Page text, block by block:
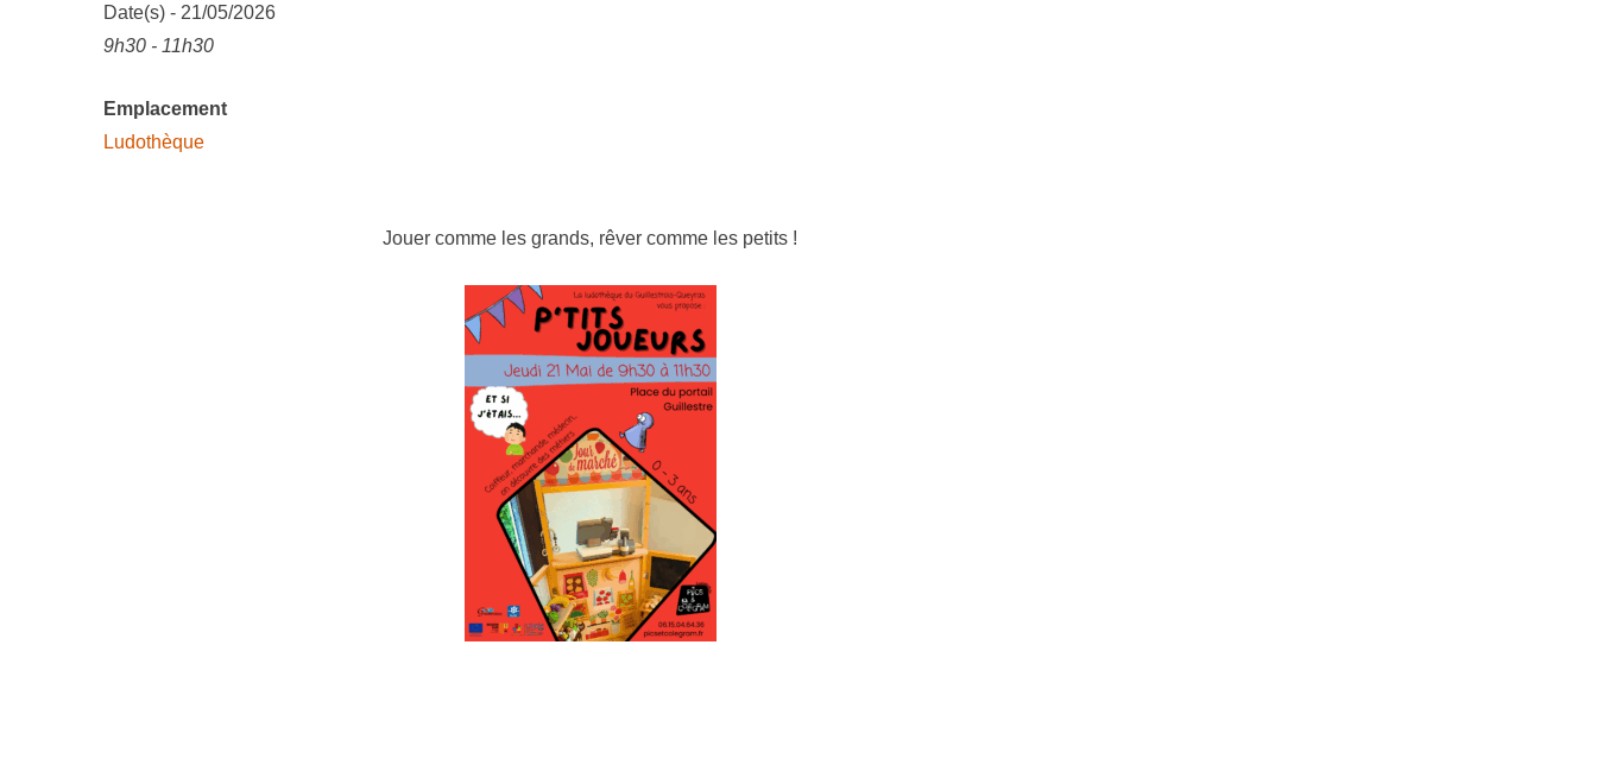
Date(s) - 21/05/2026
9h30 - 11h30
Emplacement
Ludothèque
Jouer comme les grands, rêver comme les petits !